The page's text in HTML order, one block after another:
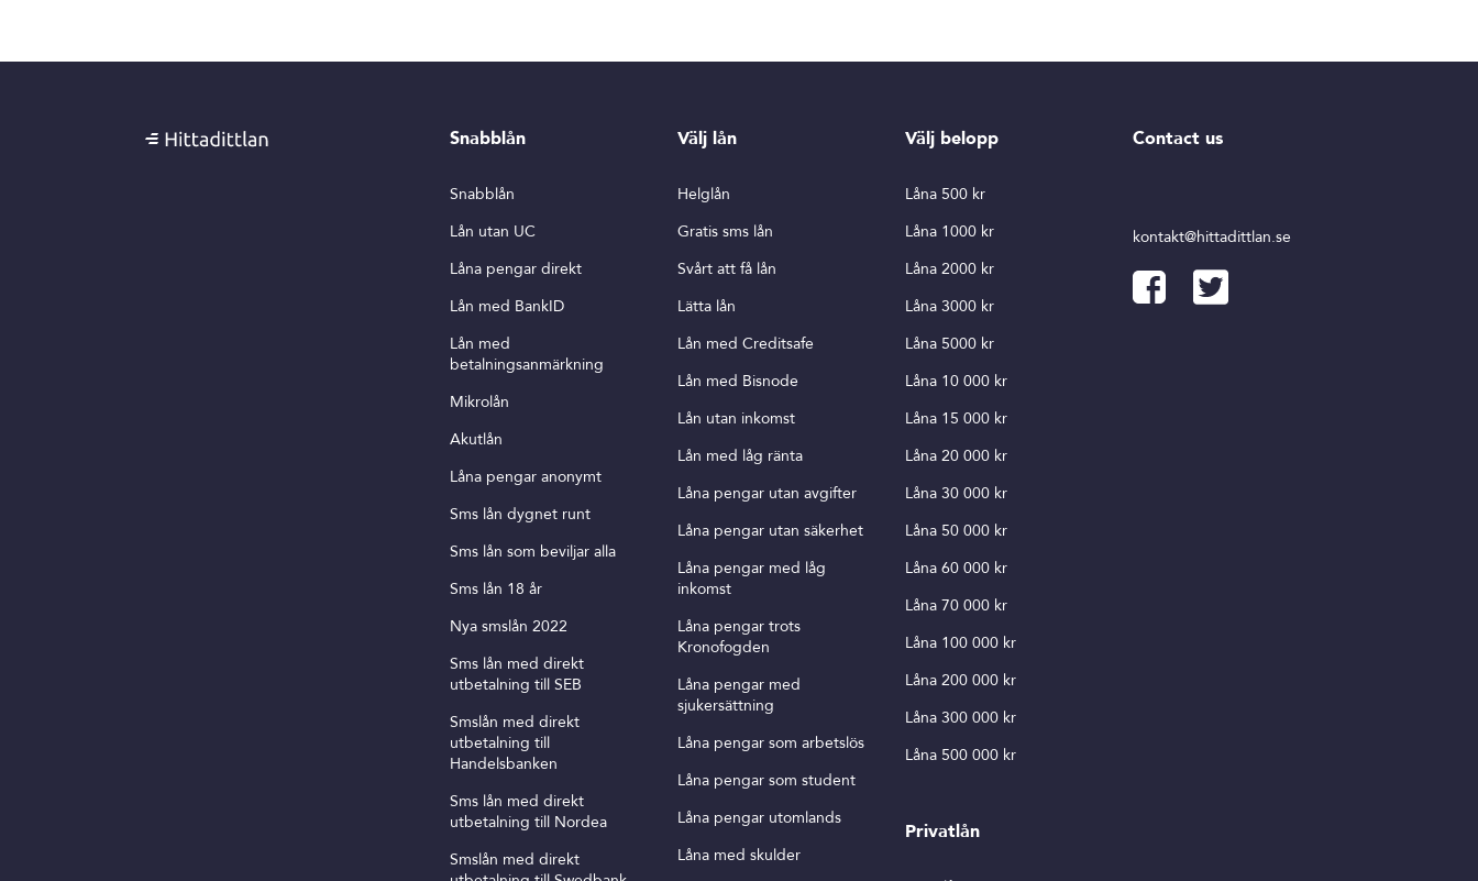
Snabblån
Snabblån
Lån utan UC
Låna pengar direkt
Lån med BankID
Lån med
betalningsanmärkning
Mikrolån
Akutlån
Låna pengar anonymt
Sms lån dygnet runt
Sms lån som beviljar alla
Sms lån 18 år
Nya smslån 2022
Sms lån med direkt
utbetalning till SEB
Smslån med direkt
utbetalning till
Handelsbanken
Sms lån med direkt
utbetalning till Nordea
Smslån med direkt
Välj lån
Helglån
Gratis sms lån
Svårt att få lån
Lätta lån
Lån med Creditsafe
Lån med Bisnode
Lån utan inkomst
Lån med låg ränta
Låna pengar utan avgifter
Låna pengar utan säkerhet
Låna pengar med låg
inkomst
Låna pengar trots
Kronofogden
Låna pengar med
sjukersättning
Låna pengar som arbetslös
Låna pengar som student
Låna pengar utomlands
Låna med skulder
Välj belopp
Låna 500 kr
Låna 1000 kr
Låna 2000 kr
Låna 3000 kr
Låna 5000 kr
Låna 10 000 kr
Låna 15 000 kr
Låna 20 000 kr
Låna 30 000 kr
Låna 50 000 kr
Låna 60 000 kr
Låna 70 000 kr
Låna 100 000 kr
Låna 200 000 kr
Låna 300 000 kr
Låna 500 000 kr
Privatlån
Contact us
kontakt@hittadittlan.se